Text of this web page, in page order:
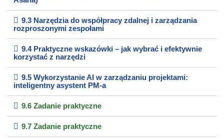
9.3 Narzędzia do współpracy zdalnej i zarządzania
rozproszonymi zespołami
9.4 Praktyczne wskazówki – jak wybrać i efektywnie
korzystać z narzędzi
9.5 Wykorzystanie AI w zarządzaniu projektami:
inteligentny asystent PM-a
9.6 Zadanie praktyczne
9.7 Zadanie praktyczne